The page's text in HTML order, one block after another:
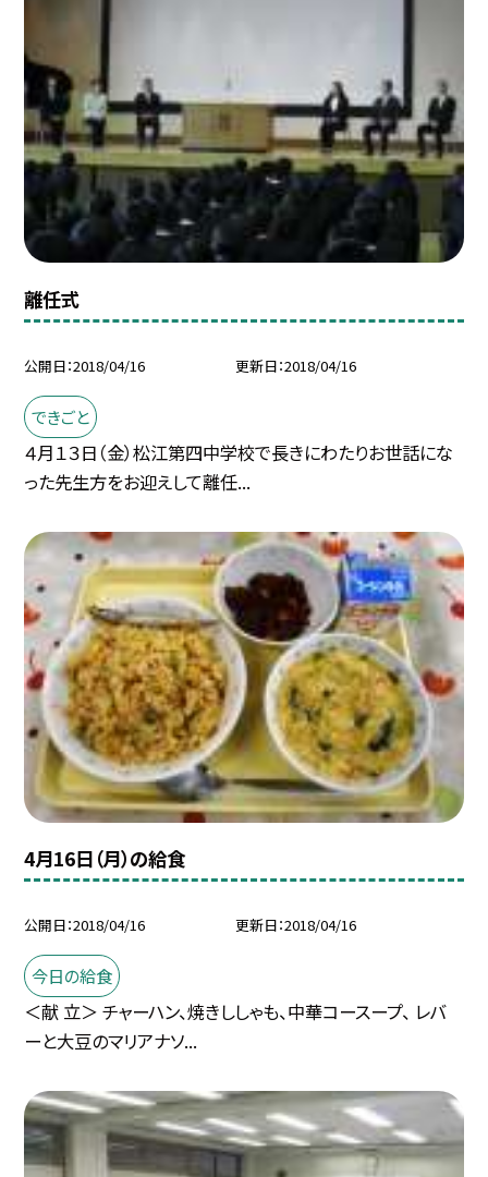
離任式
公開日 2018/04/16 更新日 2018/04/16
できごと
４月１３日（金）松江第四中学校で長きにわたりお世話にな
った先生方をお迎えして離任...
4月16日（月）の給食
公開日 2018/04/16 更新日 2018/04/16
今日の給食
＜献 立＞ チャーハン、焼きししゃも、中華コースープ、 レバ
ーと大豆のマリアナソ...